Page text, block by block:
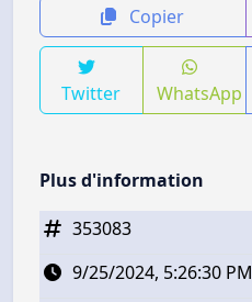
Copier
Twitter WhatsApp
Plus d'information
353083
9/25/2024, 5:26:30 PM